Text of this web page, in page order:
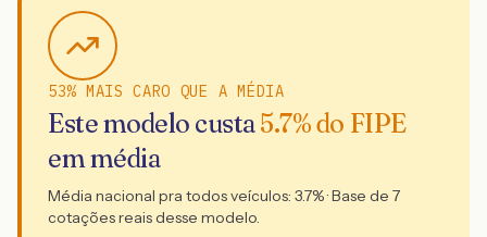
53% MAIS CARO QUE A MÉDIA
Este modelo custa5.7% do FIPE
em média
Média nacional pra todos veículos: 3.7% · Base de 7
cotações reais desse modelo.